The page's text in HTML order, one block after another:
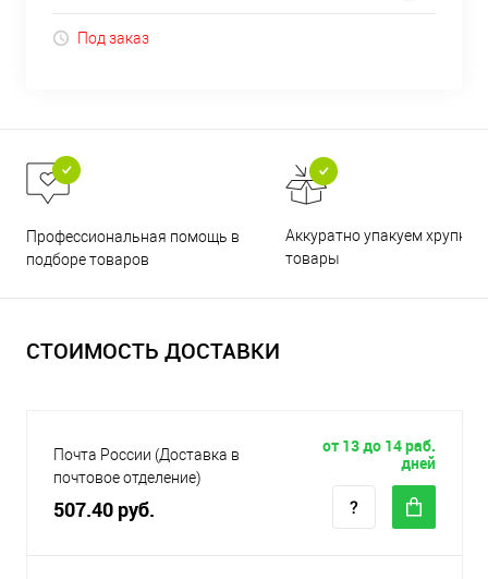
Под заказ
Профессиональная помощь в
подборе товаров
Аккуратно упакуем хрупкие
товары
СТОИМОСТЬ ДОСТАВКИ
Почта России (Доставка в
почтовое отделение)
507.40 руб.
от 13 до 14 раб.
дней